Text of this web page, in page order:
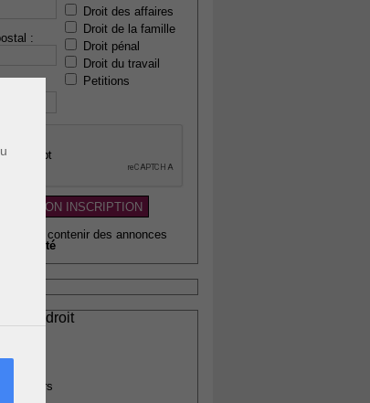
:
Droit des affaires
Droit de la famille
Droit pénal
Droit du travail
Petitions
pouvant contenir des annonces
qualité
du droit